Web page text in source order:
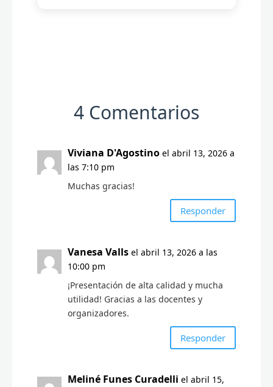
4 Comentarios
Viviana D'Agostino el abril 13, 2026 a
las 7:10 pm
Muchas gracias!
Responder
Vanesa Valls el abril 13, 2026 a las
10:00 pm
¡Presentación de alta calidad y mucha
utilidad! Gracias a las docentes y
organizadores.
Responder
Meliné Funes Curadelli el abril 15,